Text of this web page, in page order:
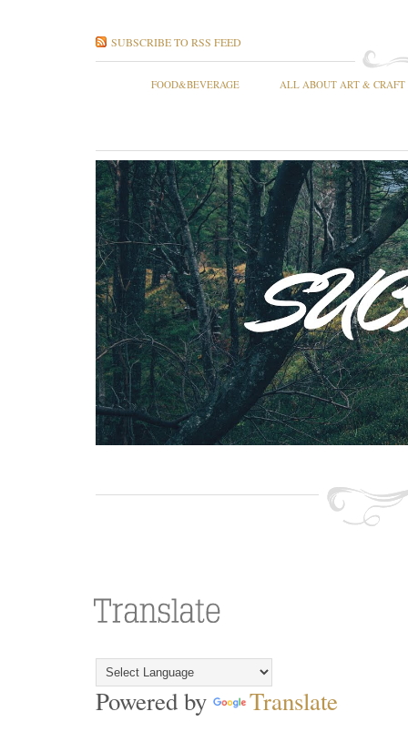
SUBSCRIBE TO RSS FEED
FOOD&BEVERAGE ALL ABOUT ART & CRAFT
Powered by Translate